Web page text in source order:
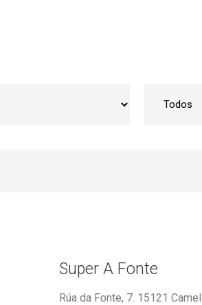
Super A Fonte
Rúa da Fonte, 7. 15121